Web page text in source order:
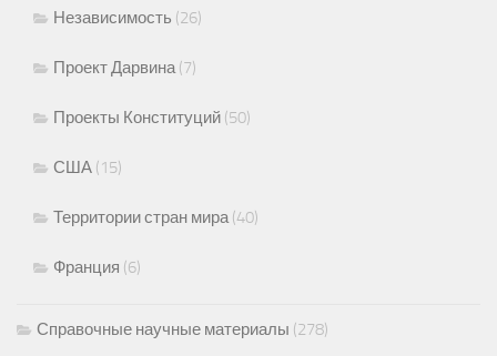
Независимость (26)
Проект Дарвина(7)
Проекты Конституций (50)
США (15)
Территории стран мира(40)
Франция (6)
Справочные научные материалы (278)